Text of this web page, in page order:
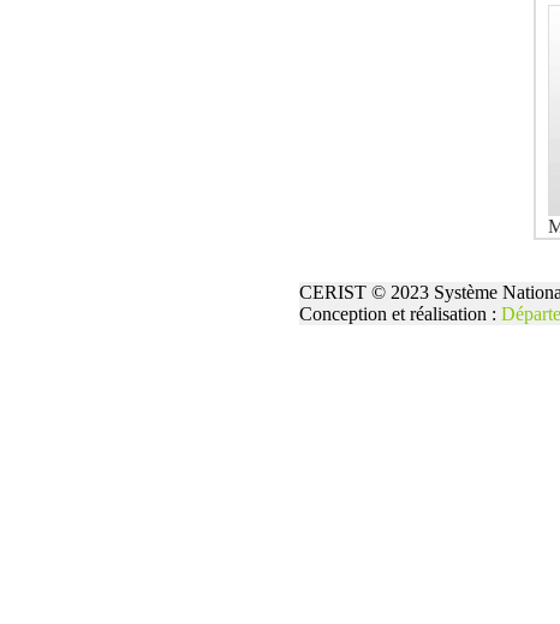
CERIST © 2023 Système
Conception et réalisation :